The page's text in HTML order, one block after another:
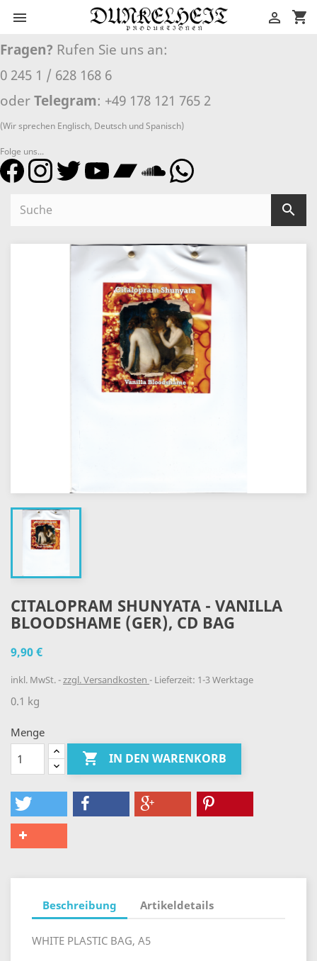
 shopping_cart

Fragen? Rufen Sie uns an:
0 245 1 / 628 168 6
oder Telegram: +49 178 121 765 2
(Wir sprechen Englisch, Deutsch und Spanisch)
Folge uns...

CITALOPRAM SHUNYATA - VANILLA
BLOODSHAME (GER), CD BAG
9,90 €
inkl. MwSt. zzgl. Versandkosten Lieferzeit: 1-3 Werktage
0.1 kg
Menge
 IN DEN WARENKORB
Beschreibung Artikeldetails
WHITE PLASTIC BAG, A5